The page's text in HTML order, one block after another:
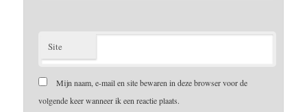
Site
Mijn naam, e-mail en site bewaren in deze browser voor de
volgende keer wanneer ik een reactie plaats.